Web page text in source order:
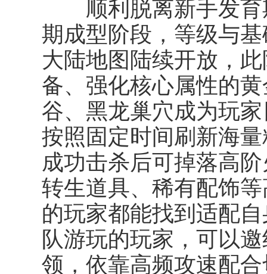
顺利脱离新手发育
期成型阶段，等级与
大陆地图陆续开放，
备、强化核心属性的
谷、黑龙巢穴成为玩
按照固定时间刷新海
成功击杀后可掉落高
转生道具、稀有配饰
的玩家都能找到适配
队游玩的玩家，可以
领，依靠高频攻速配